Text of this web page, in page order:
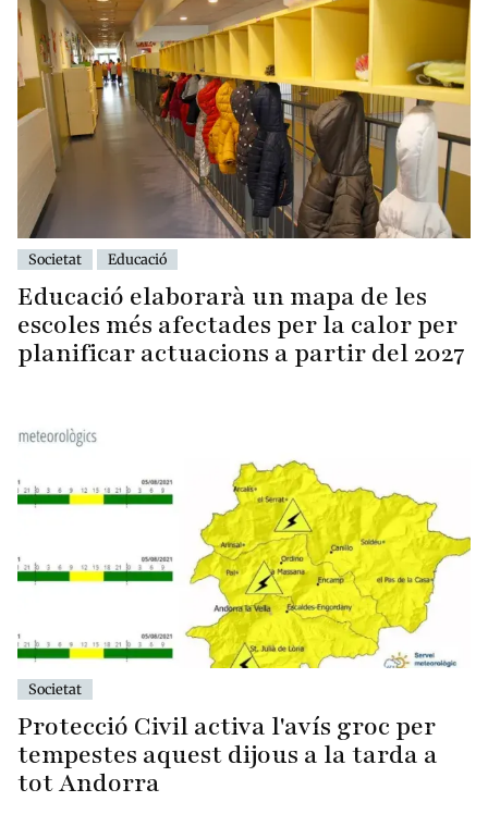
Societat Educació
Educació elaborarà un mapa de les
escoles més afectades per la calor per
planificar actuacions a partir del 2027
Societat
Protecció Civil activa l'avís groc per
tempestes aquest dijous a la tarda a
tot Andorra